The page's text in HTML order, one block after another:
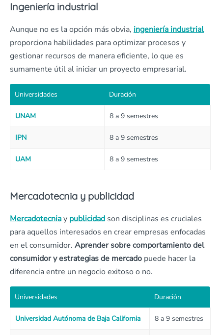
Ingeniería industrial
Aunque no es la opción más obvia, ingeniería industrial
proporciona habilidades para optimizar procesos y
gestionar recursos de manera eficiente, lo que es
sumamente útil al iniciar un proyecto empresarial.
Universidades Duración
UNAM 8 a 9 semestres
IPN 8 a 9 semestres
UAM 8 a 9 semestres
Mercadotecnia y publicidad
Mercadotecniay publicidad son disciplinas es cruciales
para aquellos interesados en crear empresas enfocadas
en el consumidor. Aprender sobre comportamiento del
consumidor y estrategias de mercado puede hacer la
diferencia entre un negocio exitoso o no.
Universidades Duración
Universidad Autónoma de Baja California 8 a 9 semestres